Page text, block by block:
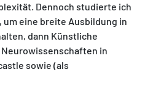
Dennoch studierte ich
eine breite Ausbildung in
dann Künstliche
in
sowie (als